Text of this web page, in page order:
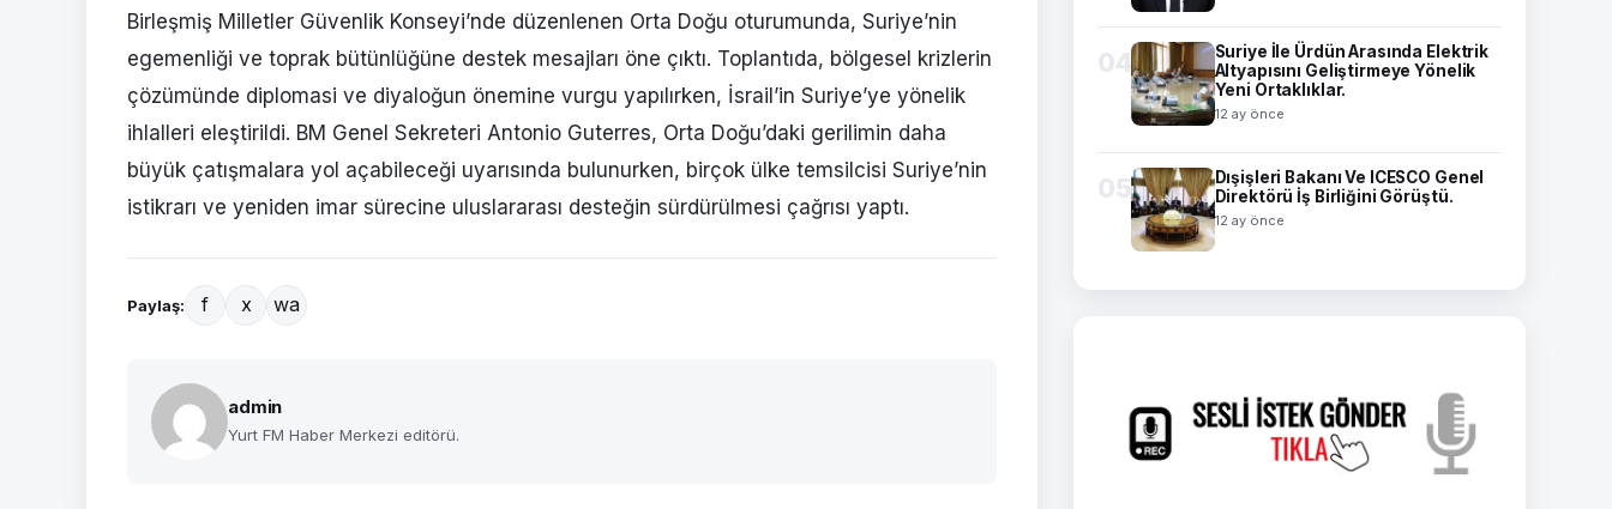
Birleşmiş Milletler Güvenlik Konseyi’nde düzenlenen Orta Doğu oturumunda, Suriye’nin
egemenliği ve toprak bütünlüğüne destek mesajları öne çıktı. Toplantıda, bölgesel krizlerin
çözümünde diplomasi ve diyaloğun önemine vurgu yapılırken, İsrail’in Suriye’ye yönelik
ihlalleri eleştirildi. BM Genel Sekreteri Antonio Guterres, Orta Doğu’daki gerilimin daha
büyük çatışmalara yol açabileceği uyarısında bulunurken, birçok ülke temsilcisi Suriye’nin
istikrarı ve yeniden imar sürecine uluslararası desteğin sürdürülmesi çağrısı yaptı.
Paylaş: f x wa
admin
Yurt FM Haber Merkezi editörü.
04
Suriye İle Ürdün Arasında Elektrik
Altyapısını Geliştirmeye Yönelik
Yeni Ortaklıklar.
12 ay önce
05
Dışişleri Bakanı Ve ICESCO Genel
Direktörü İş Birliğini Görüştü.
12 ay önce